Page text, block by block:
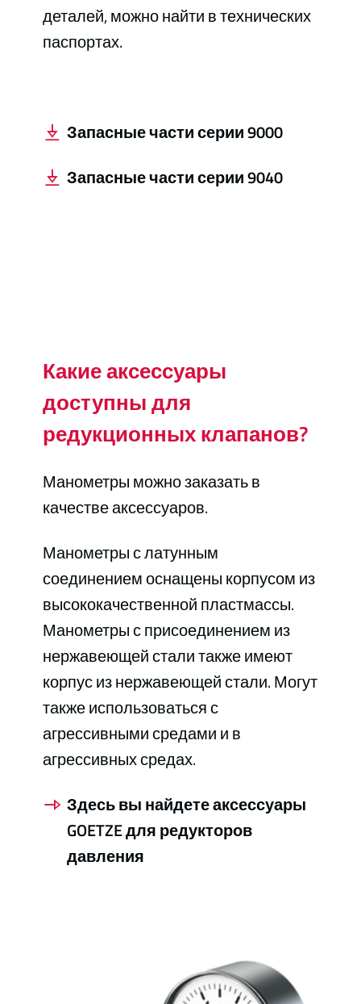
деталей, можно найти в технических
паспортах.
Запасные части серии 9000
Запасные части серии 9040
Какие аксессуары
доступны для
редукционных клапанов?
Манометры можно заказать в
качестве аксессуаров.
Манометры с латунным
соединением оснащены корпусом из
высококачественной пластмассы.
Манометры с присоединением из
нержавеющей стали также имеют
корпус из нержавеющей стали. Могут
также использоваться с
агрессивными средами и в
агрессивных средах.
Здесь вы найдете аксессуары
GOETZE для редукторов
давления